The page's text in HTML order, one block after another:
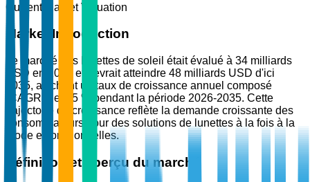
Current Market Valuation
Market Introduction
Le marché des lunettes de soleil était évalué à 34 milliards
USD en 2025 et devrait atteindre 48 milliards USD d'ici
2035, affichant un taux de croissance annuel composé
(CAGR) de 3,5 % pendant la période 2026-2035. Cette
trajectoire de croissance reflète la demande croissante des
consommateurs pour des solutions de lunettes à la fois à la
mode et fonctionnelles.
Définition et aperçu du marché